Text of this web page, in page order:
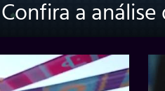
Confira a